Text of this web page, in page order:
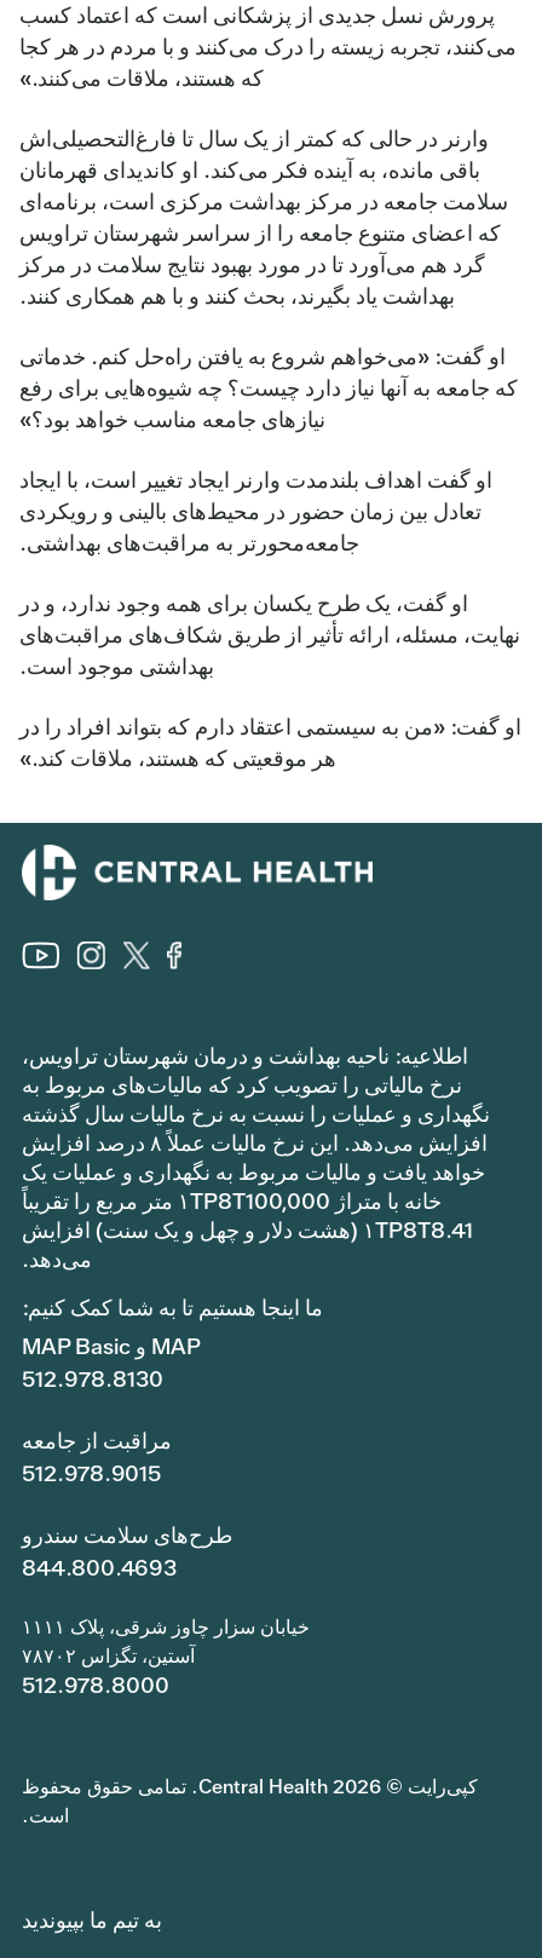
پرورش نسل جدیدی از پزشکانی است که اعتماد کسب
می‌کنند، تجربه زیسته را درک می‌کنند و با مردم در هر کجا
که هستند، ملاقات می‌کنند.»
وارنر در حالی که کمتر از یک سال تا فارغ‌التحصیلی‌اش
باقی مانده، به آینده فکر می‌کند. او کاندیدای قهرمانان
سلامت جامعه در مرکز بهداشت مرکزی است، برنامه‌ای
که اعضای متنوع جامعه را از سراسر شهرستان تراویس
گرد هم می‌آورد تا در مورد بهبود نتایج سلامت در مرکز
بهداشت یاد بگیرند، بحث کنند و با هم همکاری کنند.
او گفت: «می‌خواهم شروع به یافتن راه‌حل کنم. خدماتی
که جامعه به آنها نیاز دارد چیست؟ چه شیوه‌هایی برای رفع
نیازهای جامعه مناسب خواهد بود؟»
او گفت اهداف بلندمدت وارنر ایجاد تغییر است، با ایجاد
تعادل بین زمان حضور در محیط‌های بالینی و رویکردی
جامعه‌محورتر به مراقبت‌های بهداشتی.
او گفت، یک طرح یکسان برای همه وجود ندارد، و در
نهایت، مسئله، ارائه تأثیر از طریق شکاف‌های مراقبت‌های
بهداشتی موجود است.
او گفت: «من به سیستمی اعتقاد دارم که بتواند افراد را در
هر موقعیتی که هستند، ملاقات کند.»
اطلاعیه: ناحیه بهداشت و درمان شهرستان تراویس،
نرخ مالیاتی را تصویب کرد که مالیات‌های مربوط به
نگهداری و عملیات را نسبت به نرخ مالیات سال گذشته
افزایش می‌دهد. این نرخ مالیات عملاً ۸ درصد افزایش
خواهد یافت و مالیات مربوط به نگهداری و عملیات یک
خانه با متراژ ۱TP8T100,000 متر مربع را تقریباً
۱TP8T8.41 (هشت دلار و چهل و یک سنت) افزایش
می‌دهد.
ما اینجا هستیم تا به شما کمک کنیم:
MAP و MAP Basic
512.978.8130
مراقبت از جامعه
512.978.9015
طرح‌های سلامت سندرو
844.800.4693
خیابان سزار چاوز شرقی، پلاک ۱۱۱۱
آستین، تگزاس ۷۸۷۰۲
512.978.8000
کپی‌رایت © 2026 Central Health. تمامی حقوق محفوظ
است.
به تیم ما بپیوندید